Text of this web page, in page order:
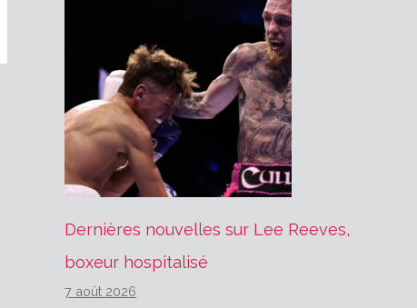
Dernières nouvelles sur Lee Reeves,
boxeur hospitalisé
7 août 2026